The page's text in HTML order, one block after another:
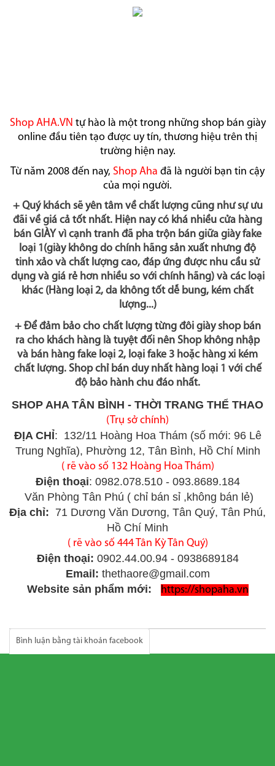
Shop AHA.VN tự hào là một trong những shop bán giày
online đầu tiên tạo được uy tín, thương hiệu trên thị
trường hiện nay.
Từ năm 2008 đến nay, Shop Aha đã là người bạn tin cậy
của mọi người.
+ Quý khách sẽ yên tâm về chất lượng cũng như sự ưu
đãi về giá cả tốt nhất. Hiện nay có khá nhiều cửa hàng
bán GIÀY vì cạnh tranh đã pha trộn bán giữa giày fake
loại 1(giày không do chính hãng sản xuất nhưng độ
tinh xảo và chất lượng cao, đáp ứng được nhu cầu sử
dụng và giá rẻ hơn nhiều so với chính hãng) và các loại
khác (Hàng loại 2, da không tốt dễ bung, kém chất
lượng...)
+ Để đảm bảo cho chất lượng từng đôi giày shop bán
ra cho khách hàng là tuyệt đối nên Shop không nhập
và bán hàng fake loại 2, loại fake 3 hoặc hàng xi kém
chất lượng. Shop chỉ bán duy nhất hàng loại 1 với chế
độ bảo hành chu đáo nhất.
SHOP AHA TÂN BÌNH - THỜI TRANG THỂ THAO
(Trụ sở chính)
ĐỊA CHỈ: 132/11 Hoàng Hoa Thám (số mới: 96 Lê
Trung Nghĩa), Phường 12, Tân Bình, Hồ Chí Minh
( rẽ vào số 132 Hoàng Hoa Thám)
Điện thoại: 0982.078.510 - 093.8689.184
Văn Phòng Tân Phú ( chỉ bán sỉ ,không bán lẻ)
Địa chỉ: 71 Dương Văn Dương, Tân Quý, Tân Phú,
Hồ Chí Minh
( rẽ vào số 444 Tân Kỳ Tân Quý)
Điện thoại: 0902.44.00.94 - 0938689184
Email: thethaore@gmail.com
Website sản phẩm mới:
https://shopaha.vn
Bình luận bằng tài khoản facebook